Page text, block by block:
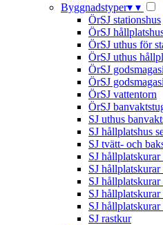
Byggnadstyper▾ ▾
ÖrSJ stationshus
ÖrSJ
ÖrSJ uthus för
ÖrSJ uthus
ÖrSJ
ÖrSJ
ÖrSJ vattentorn
ÖrSJ
SJ uthus
SJ hållplatshus
SJ tvätt- och
SJ
SJ
SJ
SJ
SJ
SJ rastkur